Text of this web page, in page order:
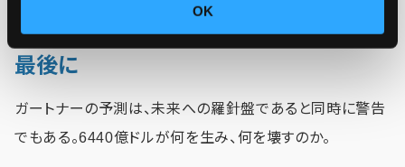
OK
最後に
ガートナーの予測は、未来への羅針盤であると同時に警告
でもある。6440億ドルが何を生み、何を壊すのか。